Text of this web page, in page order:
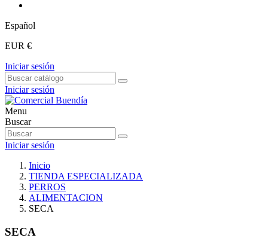
Español
EUR €
Iniciar sesión
Iniciar sesión
Menu
Buscar
Iniciar sesión
Inicio
TIENDA ESPECIALIZADA
PERROS
ALIMENTACION
SECA
SECA